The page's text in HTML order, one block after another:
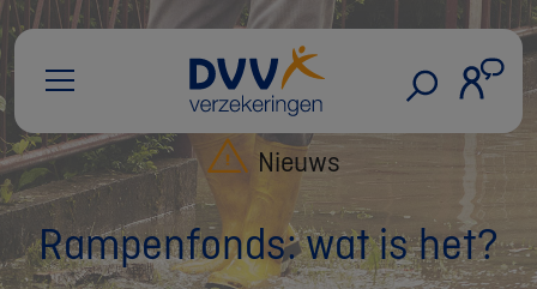
Nieuws
Rampenfonds: wat is het?